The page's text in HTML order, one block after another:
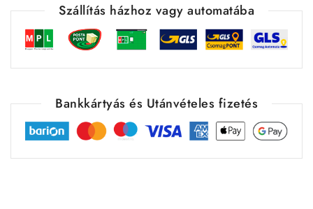
Szállítás házhoz vagy automatába
Bankkártyás és Utánvételes fizetés